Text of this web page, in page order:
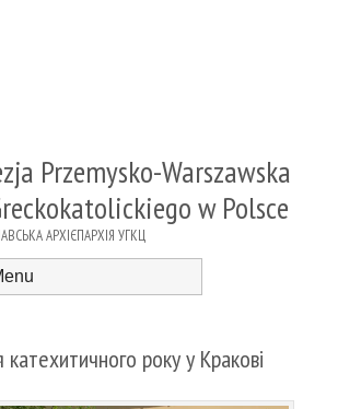
Przemysko-Warszawska
w Polsce
АРХІЄПАРХІЯ УГКЦ
року у Кракові